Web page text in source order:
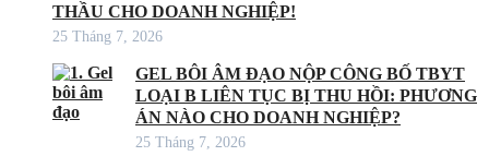
THẦU CHO DOANH NGHIỆP!
25 Tháng 7, 2026
GEL BÔI ÂM ĐẠO NỘP CÔNG BỐ TBYT
LOẠI B LIÊN TỤC BỊ THU HỒI: PHƯƠNG
ÁN NÀO CHO DOANH NGHIỆP?
25 Tháng 7, 2026